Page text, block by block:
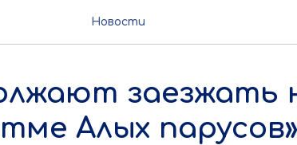
Новости
заезжать
Алых парусов»